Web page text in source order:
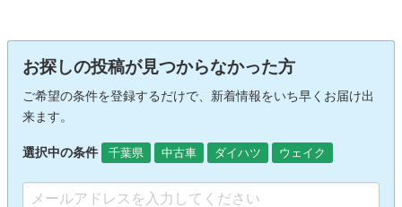
お探しの投稿が見つからなかった方
ご希望の条件を登録するだけで、新着情報をいち早くお届け出
来ます。
選択中の条件 千葉県 中古車 ダイハツ ウェイク